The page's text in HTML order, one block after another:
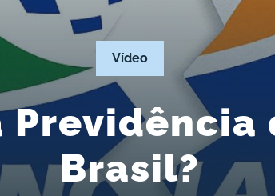
Vídeo
Previdência
Brasil?